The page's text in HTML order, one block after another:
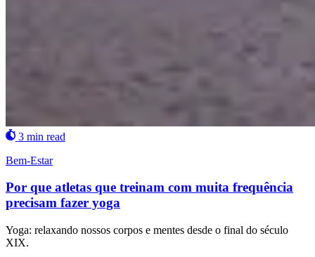
3 min read
Bem-Estar
Por que atletas que treinam com muita frequência
precisam fazer yoga
Yoga: relaxando nossos corpos e mentes desde o final do século
XIX.